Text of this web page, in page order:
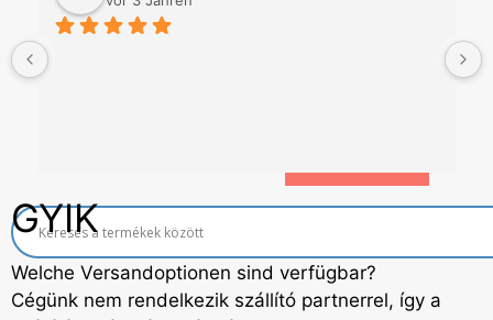
Dienstleistungen
Blog
GYIK
Welche Versandoptionen sind verfügbar?
Cégünk nem rendelkezik szállító partnerrel, így a